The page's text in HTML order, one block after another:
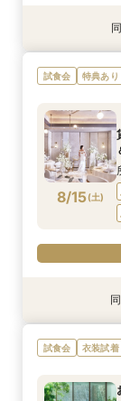
特典あり
8/14(金)
特典あり
8/14(金)
試食会 特典あり
8/15(土)
特典あり
特典あり
特典あり
特典あり
試食会 衣装試着